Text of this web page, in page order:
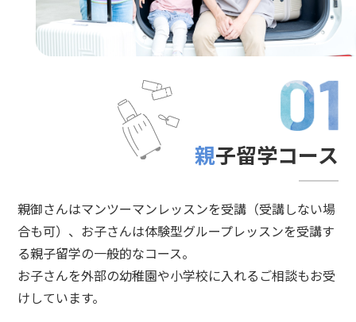
親子留学コース
親御さんはマンツーマンレッスンを受講（受講しない場
合も可）、お子さんは体験型グループレッスンを受講す
る親子留学の一般的なコース。
お子さんを外部の幼稚園や小学校に入れるご相談もお受
けしています。